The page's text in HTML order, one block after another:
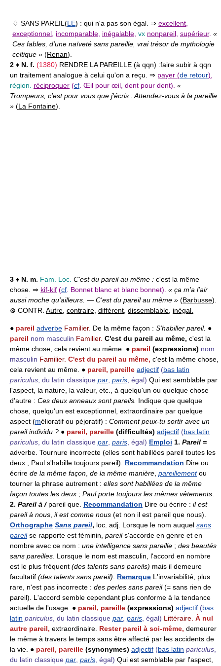
♢ SANS PAREIL(LE) : qui n'a pas son égal. ⇒ excellent
exceptionnel incomparable inégalable vx nonpareil supérieur. «
Ces fables, d'une naïveté sans pareille, vrai trésor de mythologie
celtique » (Renan).
2 ♦ N. f. (1380) RENDRE LA PAREILLE (à qqn) :faire subir à qqn
un traitement analogue à celui qu'on a reçu. ⇒ payer (de retour)
région.
réciproquer (cf . Œil pour œil, dent pour dent). «
Trompeurs, c'est pour vous que j'écris : Attendez-vous à la pareille
» (La Fontaine).
3 ♦ N. m. Fam. Loc. C'est du pareil au même : c'est la même
chose. ⇒ kif-kif (cf . Bonnet blanc et blanc bonnet). « ça m'a l'air
aussi moche qu'ailleurs. — C'est du pareil au même » (Barbusse).
⊗ CONTR. Autre contraire différent dissemblable inégal.
● pareil adverbe Familier. De la même façon : S'habiller pareil. ●
pareil nom masculin Familier. C'est du pareil au même, c'est la
même chose, cela revient au même. ● pareil (expressions) nom
masculin Familier. C'est du pareil au même, c'est la même chose,
cela revient au même. ● pareil, pareille adjectif (bas latin
pariculus , du latin classique par paris , égal) Qui est semblable par
l'aspect, la nature, la valeur, etc., à quelqu'un ou quelque chose
d'autre : Ces deux anneaux sont pareils. Indique que quelque
chose, quelqu'un est exceptionnel, extraordinaire par quelque
aspect (mélioratif ou péjoratif) : Comment peux-tu sortir avec un
pareil individu ? ● pareil, pareille (difficultés) adjectif (bas latin
pariculus , du latin classique par paris , égal) Emploi 1. Pareil =
adverbe. Tournure incorrecte (elles sont habillées pareil toutes les
deux ; Paul s'habille toujours pareil). Recommandation Dire ou
écrire de la même façon de la même manière pareillementou
tourner la phrase autrement : elles sont habillées de la même
façon toutes les deux ; Paul porte toujours les mêmes vêtements
2. Pareil à /pareil que. Recommandation Dire ou écrire : il est
pareil à nous il est comme nous (et non il est pareil que nous).
Orthographe Sans pareil, loc. adj. Lorsque le nom auquel sans
pareilse rapporte est féminin, pareils'accorde en genre et en
nombre avec ce nom : une intelligence sans pareille ; des beautés
sans pareilles . Lorsque le nom est masculin, l'accord en nombre
est le plus fréquent (des talents sans pareils) mais il demeure
facultatif (des talents sans pareil) Remarque L'invariabilité, plus
rare, n'est pas incorrecte : des perles sans pareil(= sans rien de
pareil). L'accord semble cependant plus conforme à la tendance
actuelle de l'usage. ● pareil, pareille (expressions) adjectif (bas
latin pariculus , du latin classique par paris , égal) Littéraire. À nul
autre pareil, extraordinaire. Rester pareil à soi-même, demeurer
le même à travers le temps sans être affecté par les accidents de
la vie. ● pareil, pareille (synonymes) adjectif (bas latin pariculus
du latin classique par paris , égal) Qui est semblable par l'aspect,